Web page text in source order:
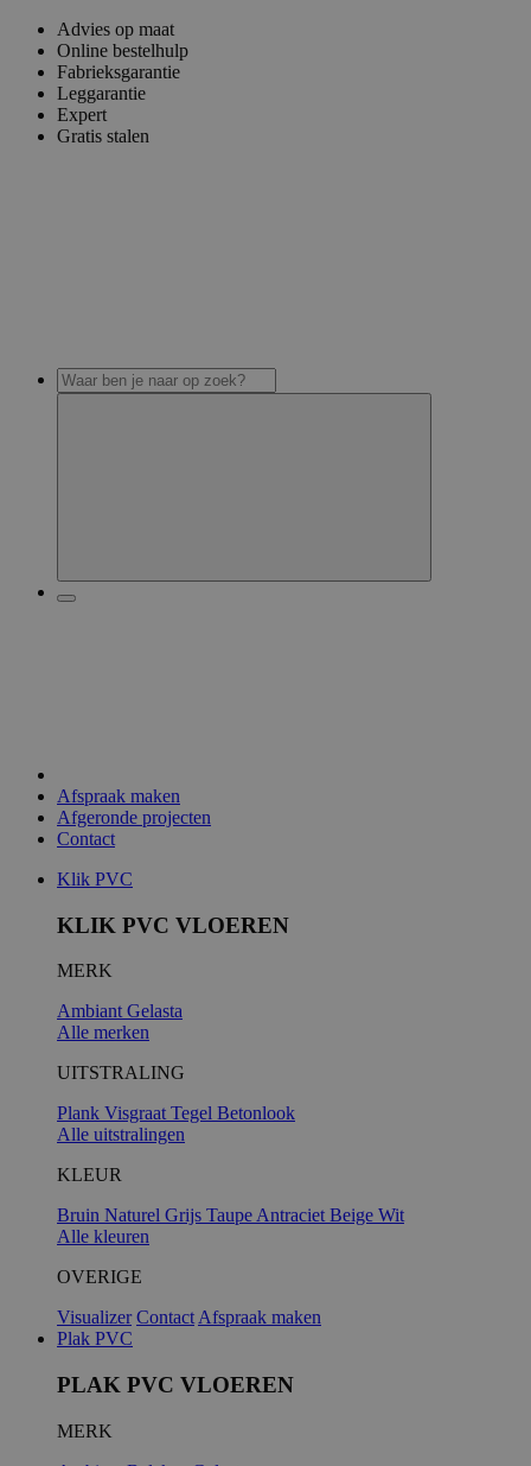
Advies op maat
Online bestelhulp
Fabrieksgarantie
Leggarantie
Expert
Gratis stalen
Afspraak maken
Afgeronde projecten
Contact
Klik PVC
KLIK PVC VLOEREN
MERK
AmbiantGelasta
Alle merken
UITSTRALING
Plank VisgraatTegel Betonlook
Alle uitstralingen
KLEUR
Bruin Naturel Grijs TaupeAntraciet Beige Wit
Alle kleuren
OVERIGE
Visualizer ContactAfspraak maken
Plak PVC
PLAK PVC VLOEREN
MERK